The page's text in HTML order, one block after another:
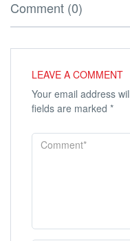
Comment (0)
LEAVE A COMMENT
Your email address
fields are marked *